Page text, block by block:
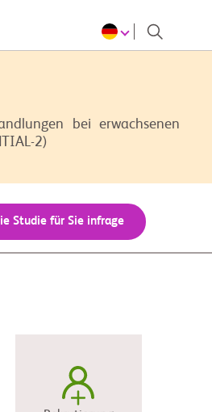
bei erwachsenen
2)
Studie für Sie infrage